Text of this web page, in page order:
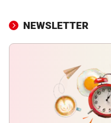
NEWSLETTER